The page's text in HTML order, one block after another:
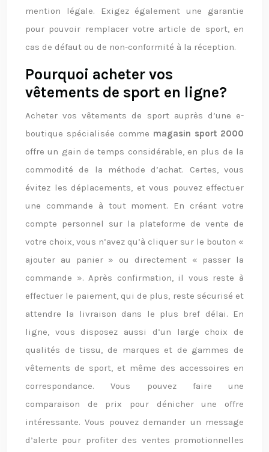
mention légale. Exigez également une garantie
pour pouvoir remplacer votre article de sport, en
cas de défaut ou de non-conformité à la réception.
Pourquoi acheter vos
vêtements de sport en ligne?
Acheter vos vêtements de sport auprès d’une e-
boutique spécialisée comme magasin sport 2000
offre un gain de temps considérable, en plus de la
commodité de la méthode d’achat. Certes, vous
évitez les déplacements, et vous pouvez effectuer
une commande à tout moment. En créant votre
compte personnel sur la plateforme de vente de
votre choix, vous n’avez qu’à cliquer sur le bouton «
ajouter au panier » ou directement « passer la
commande ». Après confirmation, il vous reste à
effectuer le paiement, qui de plus, reste sécurisé et
attendre la livraison dans le plus bref délai. En
ligne, vous disposez aussi d’un large choix de
qualités de tissu, de marques et de gammes de
vêtements de sport, et même des accessoires en
correspondance. Vous pouvez faire une
comparaison de prix pour dénicher une offre
intéressante. Vous pouvez demander un message
d’alerte pour profiter des ventes promotionnelles